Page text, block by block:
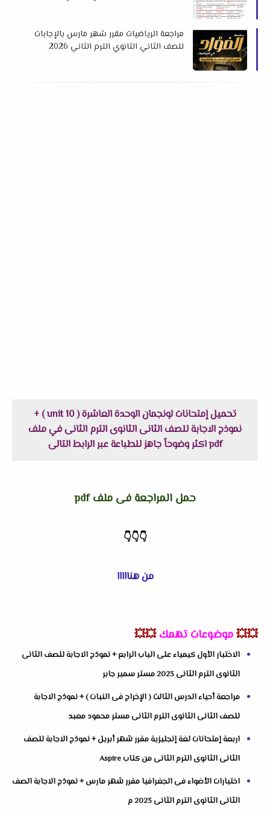
مراجعة الرياضيات مقرر شهر مارس بالإجابات
للصف الثاني الثانوي الترم الثاني 2026
تحميل إمتحانات لونجمان الوحدة العاشرة ( unit 10 ) +
نموذج الاجابة للصف الثانى الثانوى الترم الثانى في ملف
pdf اكثر وضوحاً جاهز للطباعة عبر الرابط التالى
حمل المراجعة فى ملف pdf
👇
👇
👇
من هنااااا
💥💥موضوعات تهمك 💥💥
الاختبار الأول كيمياء على الباب الرابع + نموذج الاجابة للصف الثانى
الثانوى الترم الثانى 2023 مستر سمير جابر
مراجعة أحياء الدرس الثالث ( الإخراج فى النبات ) + نموذج الاجابة
للصف الثانى الثانوى الترم الثانى مستر محمود معبد
اربعة إمتحانات لغة إنجليزية مقرر شهر أبريل + نموذج الاجابة للصف
الثانى الثانوى الترم الثانى من كتاب Aspire
اختبارات الأضواء فى الجغرافيا مقرر شهر مارس + نموذج الاجابة الصف
الثانى الثانوى الترم الثانى 2023 م